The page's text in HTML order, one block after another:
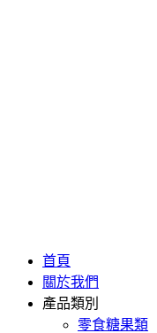
首頁
關於我們
產品類別
零食糖果類